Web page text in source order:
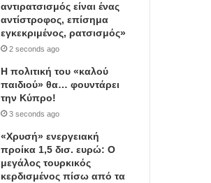
αντιρατσισμός είναι ένας
αντίστροφος, επίσημα
εγκεκριμένος, ρατσισμός»
2 seconds ago
Η πολιτική του «καλού
παιδιού» θα… φουντάρει
την Κύπρο!
3 seconds ago
«Χρυσή» ενεργειακή
προίκα 1,5 δισ. ευρώ: Ο
μεγάλος τουρκικός
κερδισμένος πίσω από τα